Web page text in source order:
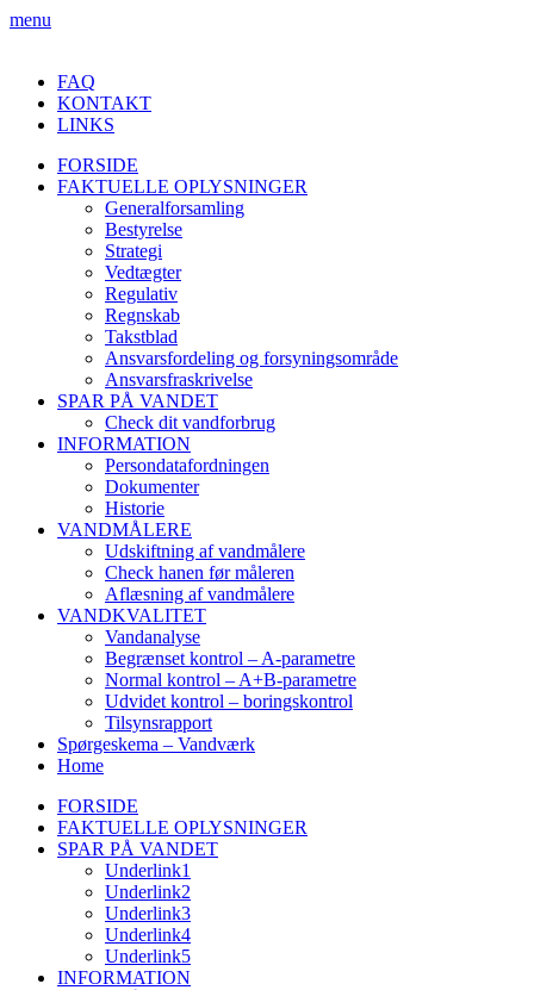
menu
FAQ
KONTAKT
LINKS
FORSIDE
FAKTUELLE OPLYSNINGER
Generalforsamling
Bestyrelse
Strategi
Vedtægter
Regulativ
Regnskab
Takstblad
Ansvarsfordeling og forsyningsområde
Ansvarsfraskrivelse
SPAR PÅ VANDET
Check dit vandforbrug
INFORMATION
Persondatafordningen
Dokumenter
Historie
VANDMÅLERE
Udskiftning af vandmålere
Check hanen før måleren
Aflæsning af vandmålere
VANDKVALITET
Vandanalyse
Begrænset kontrol – A-parametre
Normal kontrol – A+B-parametre
Udvidet kontrol – boringskontrol
Tilsynsrapport
Spørgeskema – Vandværk
Home
FORSIDE
FAKTUELLE OPLYSNINGER
SPAR PÅ VANDET
Underlink1
Underlink2
Underlink3
Underlink4
Underlink5
INFORMATION